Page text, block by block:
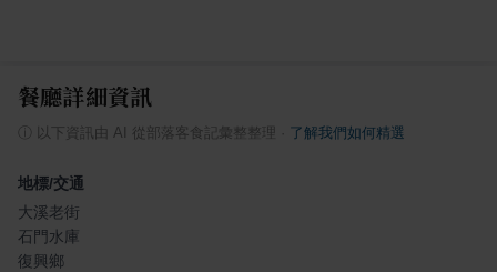
餐廳詳細資訊
以下資訊由 AI 從部落客食記彙整整理 了解我們如何精選
地標/交通
大溪老街
石門水庫
復興鄉